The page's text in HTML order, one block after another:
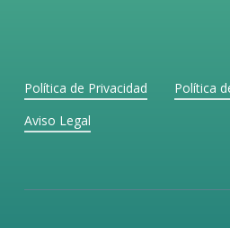
Política de Privacidad
Política
Aviso Legal